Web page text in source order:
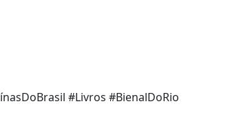
#Livros #BienalDoRio